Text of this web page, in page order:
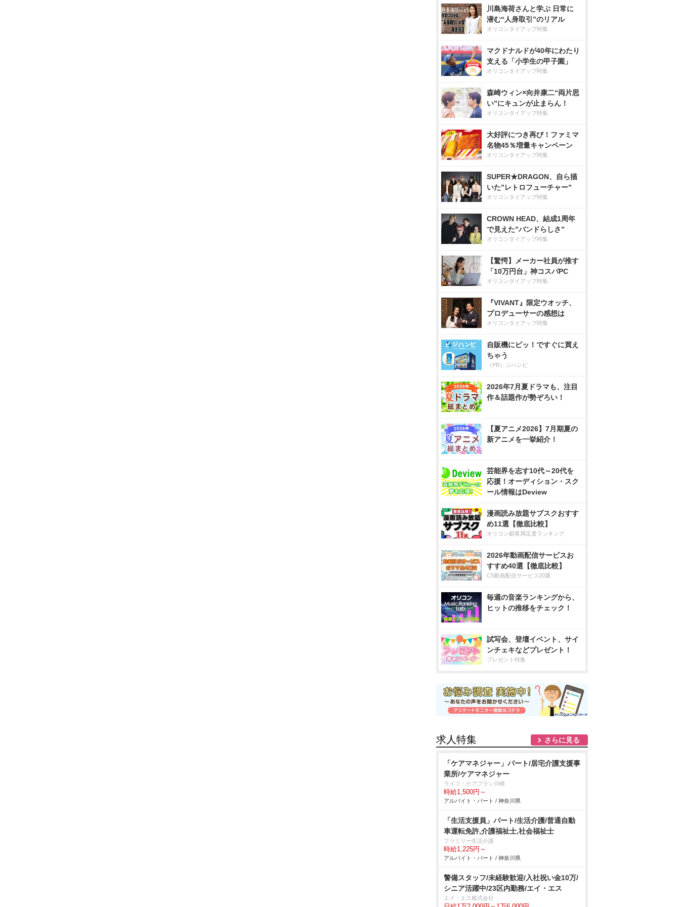
川島海荷さんと学ぶ 日常に
潜む“人身取引”のリアル
オリコンタイアップ特集
マクドナルドが40年にわたり
支える「小学生の甲子園」
オリコンタイアップ特集
森崎ウィン×向井康二“両片思
い”にキュンが止まらん！
オリコンタイアップ特集
大好評につき再び！ファミマ
名物45％増量キャンペーン
オリコンタイアップ特集
SUPER★DRAGON、自ら描
いた”レトロフューチャー”
オリコンタイアップ特集
CROWN HEAD、結成1周年
で見えた”バンドらしさ”
オリコンタイアップ特集
【驚愕】メーカー社員が推す
「10万円台」神コスパPC
オリコンタイアップ特集
『VIVANT』限定ウオッチ、
プロデューサーの感想は
オリコンタイアップ特集
自販機にピッ！ですぐに買え
ちゃう
（PR）ジハンピ
2026年7月夏ドラマも、注目
作＆話題作が勢ぞろい！
【夏アニメ2026】7月期夏の
新アニメを一挙紹介！
芸能界を志す10代～20代を
応援！オーディション・スク
ール情報はDeview
漫画読み放題サブスクおすす
め11選【徹底比較】
オリコン顧客満足度ランキング
2026年動画配信サービスお
すすめ40選【徹底比較】
CS動画配信サービス20選
毎週の音楽ランキングから、
ヒットの推移をチェック！
試写会、登壇イベント、サイ
ンチェキなどプレゼント！
プレゼント特集
求人特集 さらに見る
「ケアマネジャー」パート/居宅介護支援事
業所/ケアマネジャー
ライフ・ケアプラン川崎
時給1,500円～
アルバイト・パート / 神奈川県
「生活支援員」パート/生活介護/普通自動
車運転免許,介護福祉士,社会福祉士
ファミリー生活介護
時給1,225円～
アルバイト・パート / 神奈川県
警備スタッフ/未経験歓迎/入社祝い金10万/
シニア活躍中/23区内勤務/エイ・エス
エイ・エス株式会社